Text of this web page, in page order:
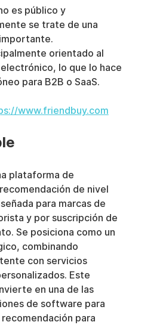
es público y
se trate de una
orientado al
lo que lo hace
para B2B o SaaS.
www.friendbuy.com
plataforma de
de nivel
para marcas de
y por suscripción de
Se posiciona como un
combinando
con servicios
Este
en una de las
de software para
para